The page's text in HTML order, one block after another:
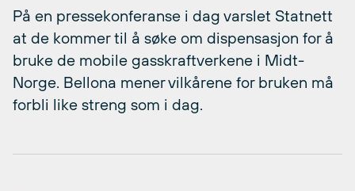
På en pressekonferanse i dag varslet Statnett
at de kommer til å søke om dispensasjon for å
bruke de mobile gasskraftverkene i Midt-
Norge. Bellona mener vilkårene for bruken må
forbli like streng som i dag.